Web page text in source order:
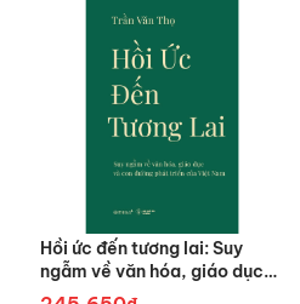
Hồi ức đến tương lai: Suy
ngẫm về văn hóa, giáo dục
và con đường